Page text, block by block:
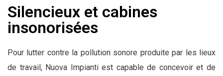
Silencieux et cabines
insonorisées
Pour lutter contre la pollution sonore produite par les lieux
de travail, Nuova Impianti est capable de concevoir et de